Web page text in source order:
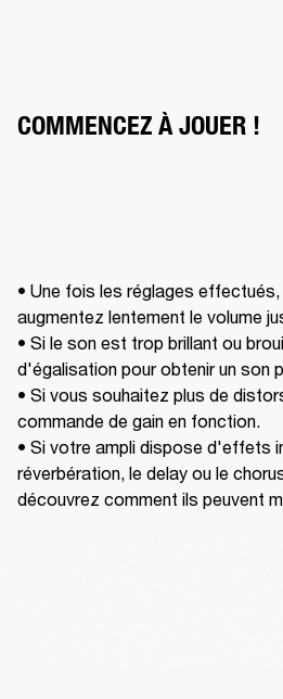
COMMENCEZ À JOUER !
• Une fois les réglages
augmentez lentement le volume
• Si le son est trop brillant ou
d'égalisation pour obtenir un son
• Si vous souhaitez plus de
commande de gain en fonction.
• Si votre ampli dispose d'effets
réverbération, le delay ou le
découvrez comment ils peuvent